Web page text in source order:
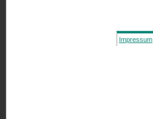
Impressum